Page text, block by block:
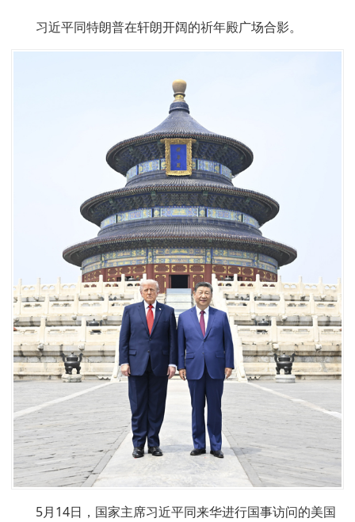
习近平同特朗普在轩朗开阔的祈年殿广场合影。
5月14日，国家主席习近平同来华进行国事访问的美国